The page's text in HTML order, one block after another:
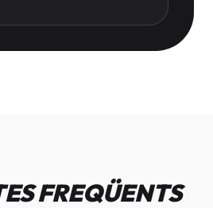
FREQÜENTS